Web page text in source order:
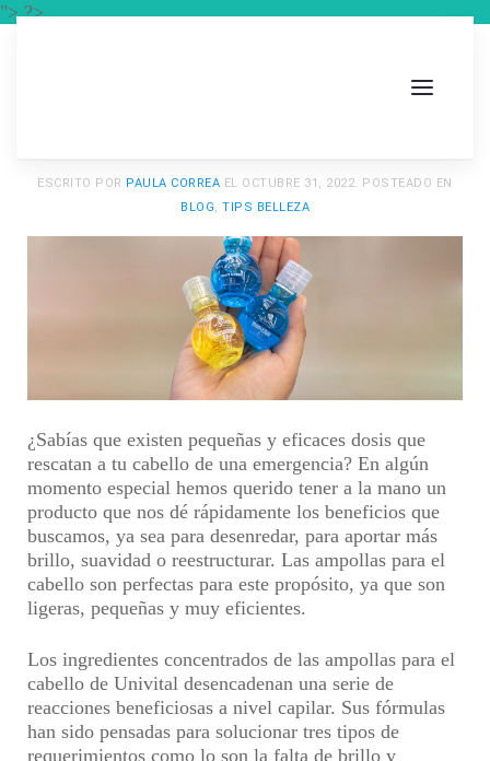
"> ?>
ESCRITO POR PAULA CORREA EL OCTUBRE 31, 2022. POSTEADO EN
BLOG, TIPS BELLEZA
¿Sabías que existen pequeñas y eficaces dosis que
rescatan a tu cabello de una emergencia? En algún
momento especial hemos querido tener a la mano un
producto que nos dé rápidamente los beneficios que
buscamos, ya sea para desenredar, para aportar más
brillo, suavidad o reestructurar. Las ampollas para el
cabello son perfectas para este propósito, ya que son
ligeras, pequeñas y muy eficientes.
Los ingredientes concentrados de las ampollas para el
cabello de Univital desencadenan una serie de
reacciones beneficiosas a nivel capilar. Sus fórmulas
han sido pensadas para solucionar tres tipos de
requerimientos como lo son la falta de brillo y